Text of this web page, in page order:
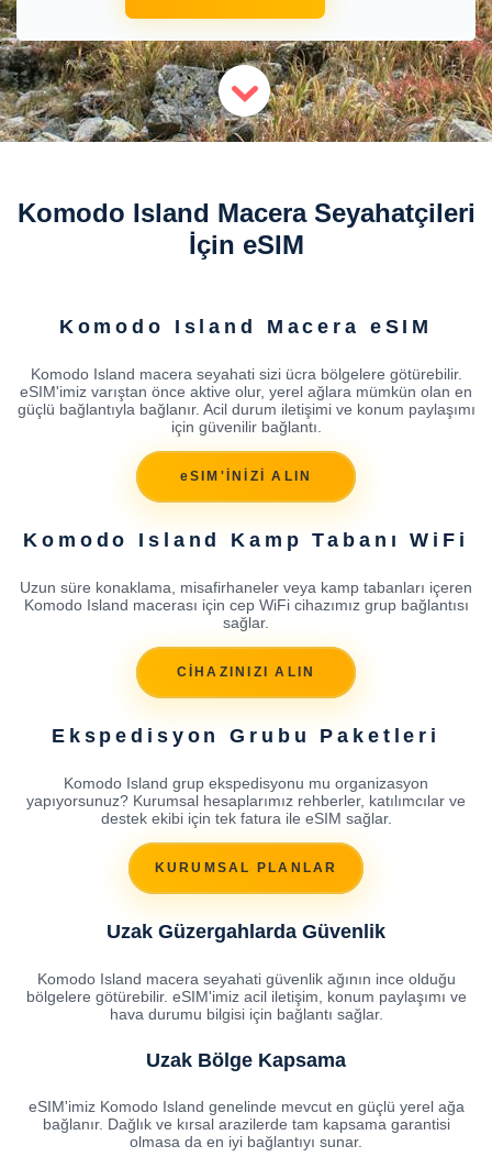
Komodo Island Macera Seyahatçileri
İçin eSIM
Komodo Island Macera eSIM
Komodo Island macera seyahati sizi ücra bölgelere götürebilir.
eSIM'imiz varıştan önce aktive olur, yerel ağlara mümkün olan en
güçlü bağlantıyla bağlanır. Acil durum iletişimi ve konum paylaşımı
için güvenilir bağlantı.
eSIM'İNİZİ ALIN
Komodo Island Kamp Tabanı WiFi
Uzun süre konaklama, misafirhaneler veya kamp tabanları içeren
Komodo Island macerası için cep WiFi cihazımız grup bağlantısı
sağlar.
CİHAZINIZI ALIN
Ekspedisyon Grubu Paketleri
Komodo Island grup ekspedisyonu mu organizasyon
yapıyorsunuz? Kurumsal hesaplarımız rehberler, katılımcılar ve
destek ekibi için tek fatura ile eSIM sağlar.
KURUMSAL PLANLAR
Uzak Güzergahlarda Güvenlik
Komodo Island macera seyahati güvenlik ağının ince olduğu
bölgelere götürebilir. eSIM'imiz acil iletişim, konum paylaşımı ve
hava durumu bilgisi için bağlantı sağlar.
Uzak Bölge Kapsama
eSIM'imiz Komodo Island genelinde mevcut en güçlü yerel ağa
bağlanır. Dağlık ve kırsal arazilerde tam kapsama garantisi
olmasa da en iyi bağlantıyı sunar.